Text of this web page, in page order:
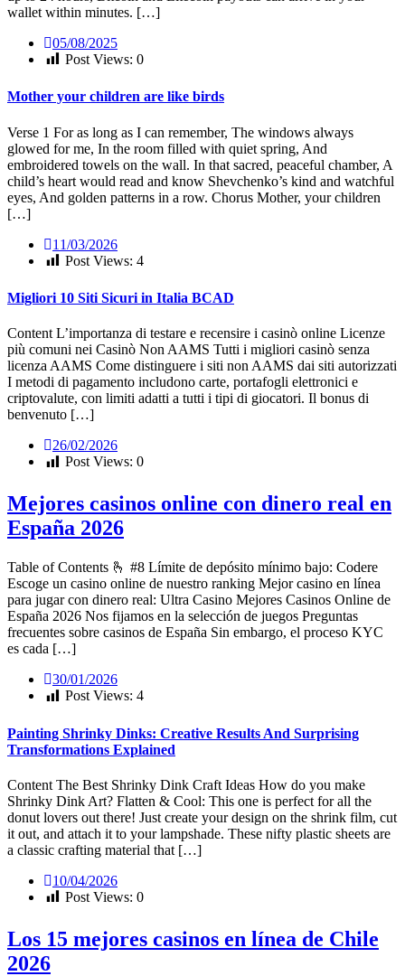
wallet within minutes. […]
05/08/2025
Post Views: 0
Mother your children are like birds
Verse 1 For as long as I can remember, The windows always
glowed for me, In the room filled with quiet spring, And
embroidered towels on the wall. In that sacred, peaceful chamber, A
child’s heart would read and know Shevchenko’s kind and watchful
eyes, And golden patterns in a row. Chorus Mother, your children
[…]
11/03/2026
Post Views: 4
Migliori 10 Siti Sicuri in Italia BCAD
Content L’importanza di testare e recensire i casinò online Licenze
più comuni nei Casinò Non AAMS Tutti i migliori casinò senza
licenza AAMS Come distinguere i siti non AAMS dai siti autorizzati
I metodi di pagamento includono carte, portafogli elettronici e
criptovalute, con limiti adatti a tutti i tipi di giocatori. Il bonus di
benvenuto […]
26/02/2026
Post Views: 0
Mejores casinos online con dinero real en
España 2026
Table of Contents 🫰 #8 Límite de depósito mínimo bajo: Codere
Escoge un casino online de nuestro ranking Mejor casino en línea
para jugar con dinero real: Ultra Casino Mejores Casinos Online de
España 2026 Nos fijamos en la selección de juegos Preguntas
frecuentes sobre casinos de España Sin embargo, el proceso KYC
es cada […]
30/01/2026
Post Views: 4
Painting Shrinky Dinks: Creative Results And Surprising
Transformations Explained
Content The Best Shrinky Dink Craft Ideas How do you make
Shrinky Dink Art? Flatten & Cool: This one is perfect for all the
donut lovers out there! Just create your design on the shrink film, cut
it out, and attach it to your lampshade. These nifty plastic sheets are
a classic crafting material that […]
10/04/2026
Post Views: 0
Los 15 mejores casinos en línea de Chile
2026